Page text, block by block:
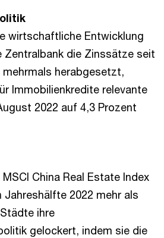
wirtschaftliche Entwicklung
Zentralbank die Zinssätze seit
herabgesetzt,
Immobilienkredite relevante
2022 auf 4,3 Prozent
China Real Estate Index
Jahreshälfte 2022 mehr als
ihre
gelockert, indem sie die